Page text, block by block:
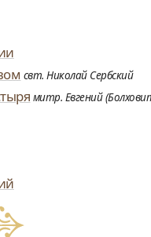
свт. Николай Сербский
митр. Евгений